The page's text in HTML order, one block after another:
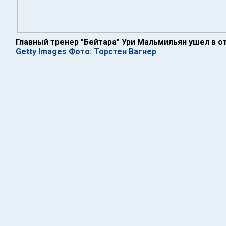
Главный тренер "Бейтара" Ури Мальмильян ушел в
Getty Images Фото: Торстен Вагнер